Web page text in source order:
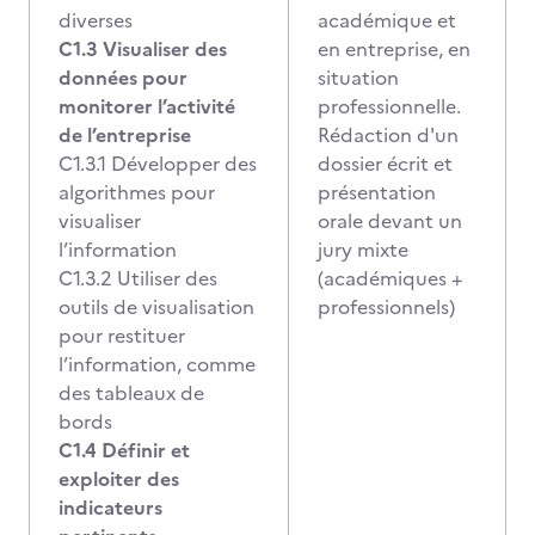
diverses
C1.3 Visualiser des
données pour
monitorer l’activité
de l’entreprise
C1.3.1 Développer des
algorithmes pour
visualiser
l’information
C1.3.2 Utiliser des
outils de visualisation
pour restituer
l’information, comme
des tableaux de
bords
C1.4 Définir et
exploiter des
indicateurs
académique et
en entreprise, en
situation
professionnelle.
Rédaction d'un
dossier écrit et
présentation
orale devant un
jury mixte
(académiques +
professionnels)